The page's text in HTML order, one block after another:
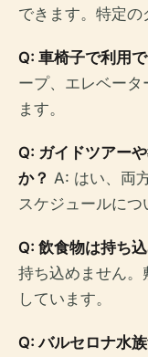
できます。特定の
Q: 車椅子で利用
ープ、エレベー
ます。
Q: ガイドツアー
か？ A: はい、両
スケジュールにつ
Q: 飲食物は持ち
持ち込めません
しています。
Q: バルセロナ水